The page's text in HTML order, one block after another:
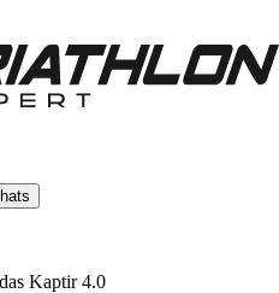
Kaptir 4.0